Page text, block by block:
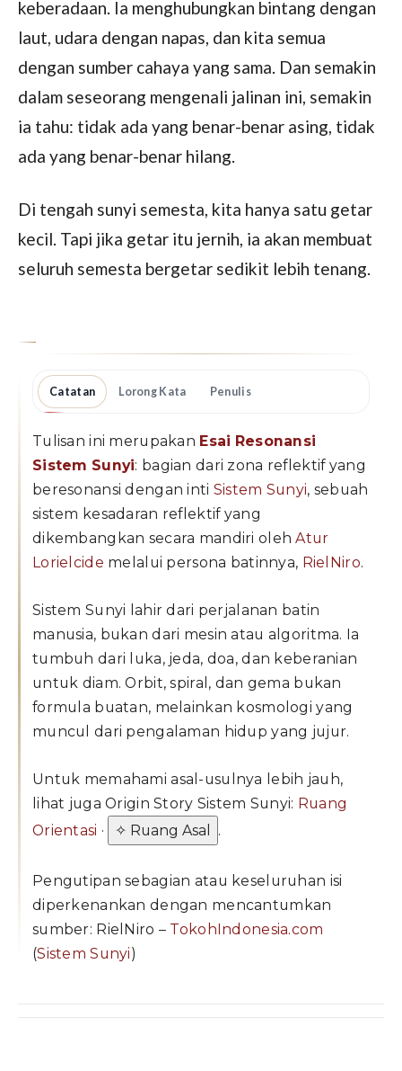
keberadaan. Ia menghubungkan bintang dengan
laut, udara dengan napas, dan kita semua
dengan sumber cahaya yang sama. Dan semakin
dalam seseorang mengenali jalinan ini, semakin
ia tahu: tidak ada yang benar-benar asing, tidak
ada yang benar-benar hilang.
Di tengah sunyi semesta, kita hanya satu getar
kecil. Tapi jika getar itu jernih, ia akan membuat
seluruh semesta bergetar sedikit lebih tenang.
Catatan Lorong Kata Penulis
Tulisan ini merupakan Esai Resonansi
Sistem Sunyi: bagian dari zona reflektif yang
beresonansi dengan inti Sistem Sunyi, sebuah
sistem kesadaran reflektif yang
dikembangkan secara mandiri olehAtur
Lorielcide melalui persona batinnya, RielNiro.
Sistem Sunyi lahir dari perjalanan batin
manusia, bukan dari mesin atau algoritma. Ia
tumbuh dari luka, jeda, doa, dan keberanian
untuk diam. Orbit, spiral, dan gema bukan
formula buatan, melainkan kosmologi yang
muncul dari pengalaman hidup yang jujur.
Untuk memahami asal-usulnya lebih jauh,
lihat juga Origin Story Sistem Sunyi: Ruang
Orientasi · ✧ Ruang Asal .
Pengutipan sebagian atau keseluruhan isi
diperkenankan dengan mencantumkan
sumber: RielNiro – TokohIndonesia.com
(Sistem Sunyi)